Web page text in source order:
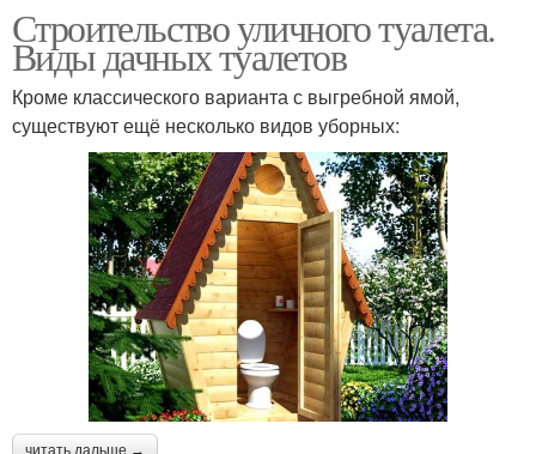
Строительство уличного туалета.
Виды дачных туалетов
Кроме классического варианта с выгребной ямой,
существуют ещё несколько видов уборных:
читать дальше →